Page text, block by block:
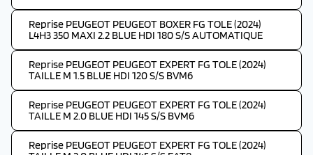
Reprise PEUGEOT PEUGEOT BOXER FG TOLE (2024)
L4H3 350 MAXI 2.2 BLUE HDI 180 S/S AUTOMATIQUE
Reprise PEUGEOT PEUGEOT EXPERT FG TOLE (2024)
TAILLE M 1.5 BLUE HDI 120 S/S BVM6
Reprise PEUGEOT PEUGEOT EXPERT FG TOLE (2024)
TAILLE M 2.0 BLUE HDI 145 S/S BVM6
Reprise PEUGEOT PEUGEOT EXPERT FG TOLE (2024)